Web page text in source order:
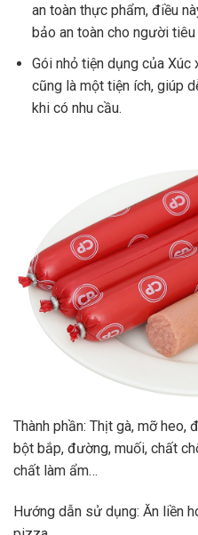
an toàn thực phẩm, điều
bảo an toàn cho người tiêu
Gói nhỏ tiện dụng của Xúc
cũng là một tiện ích, giúp
khi có nhu cầu.
Thành phần: Thịt gà, mỡ heo,
bột bắp, đường, muối, chất
chất làm ẩm…
Hướng dẫn sử dụng: Ăn liền